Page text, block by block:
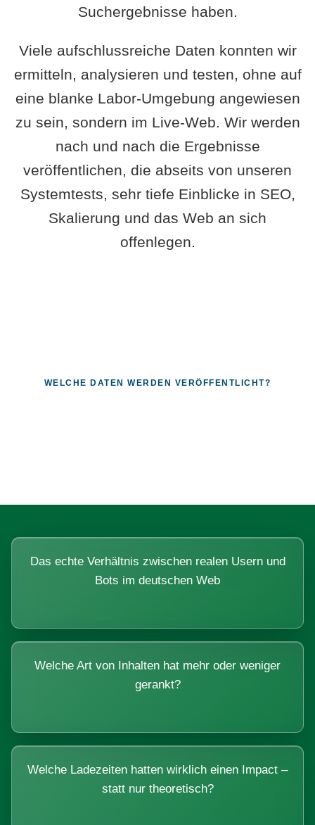
Suchergebnisse haben.
Viele aufschlussreiche Daten konnten wir
ermitteln, analysieren und testen, ohne auf
eine blanke Labor-Umgebung angewiesen
zu sein, sondern im Live-Web. Wir werden
nach und nach die Ergebnisse
veröffentlichen, die abseits von unseren
Systemtests, sehr tiefe Einblicke in SEO,
Skalierung und das Web an sich
offenlegen.
WELCHE DATEN WERDEN VERÖFFENTLICHT?
Das echte Verhältnis zwischen realen Usern und
Bots im deutschen Web
Welche Art von Inhalten hat mehr oder weniger
gerankt?
Welche Ladezeiten hatten wirklich einen Impact –
statt nur theoretisch?